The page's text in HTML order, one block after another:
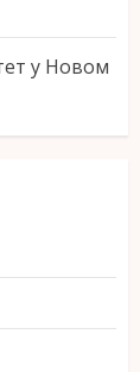
у Новом